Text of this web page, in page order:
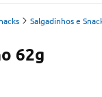
Salgadinhos e
62g